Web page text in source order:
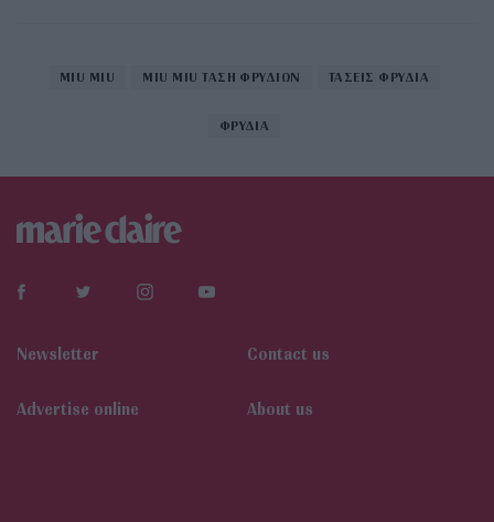
MIU MIU MIU MIU ΤΑΣΗ ΦΡΥΔΙΩΝ ΤΑΣΕΙΣ ΦΡΥΔΙΑ
ΦΡΥΔΙΑ
Newsletter Contact us
Αdvertise online About us